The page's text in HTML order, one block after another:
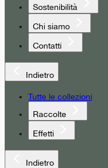
Sostenibilità
Chi siamo
Contatti
Indietro
Tutte le collezioni
Raccolte
Effetti
Indietro